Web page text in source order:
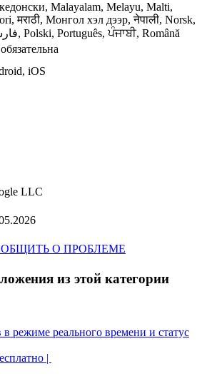
Malayalam, Melayu, Malti,
मराठी, Монгол хэл дээр, नेपाली, Norsk,
فارسی, Polski, Português, ਪੰਜਾਬੀ, Română
iOS
LLC
О ПРОБЛЕМЕ
из этой категории
режиме реального времени и статус
|